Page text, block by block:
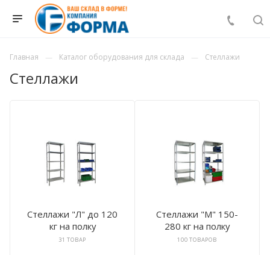
Главная Каталог оборудования для склада Стеллажи
Стеллажи
Стеллажи "Л" до 120
кг на полку
31 ТОВАР
Стеллажи "М" 150-
280 кг на полку
100 ТОВАРОВ